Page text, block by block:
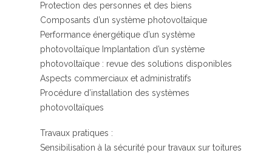
Protection des personnes et des biens
Composants d’un système photovoltaïque
Performance énergétique d’un système
photovoltaïque Implantation d’un système
photovoltaïque : revue des solutions disponibles
Aspects commerciaux et administratifs
Procédure d’installation des systèmes
photovoltaïques
Travaux pratiques :
Sensibilisation à la sécurité pour travaux sur toitures